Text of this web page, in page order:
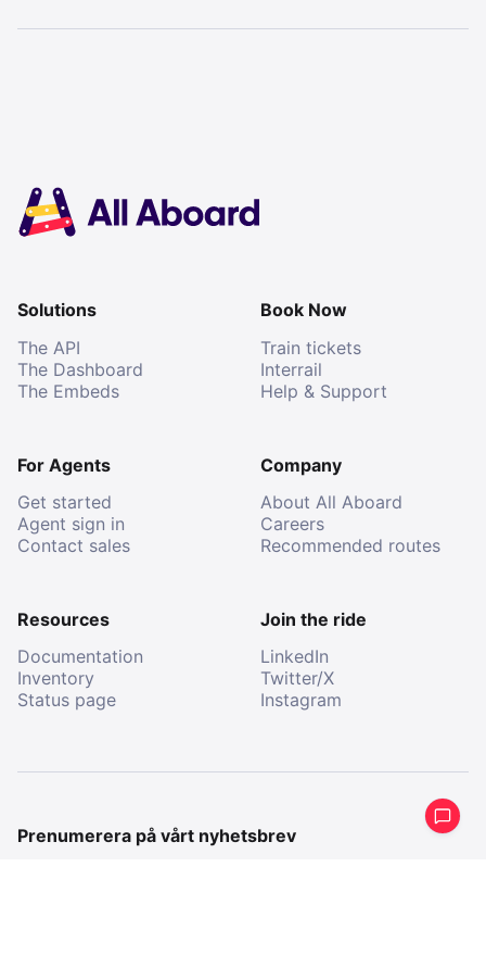
Solutions
The API
The Dashboard
The Embeds
Book Now
Train tickets
Interrail
Help & Support
For Agents
Get started
Agent sign in
Contact sales
Company
About All Aboard
Careers
Recommended routes
Resources
Documentation
Inventory
Status page
Join the ride
LinkedIn
Twitter/X
Instagram
Prenumerera på vårt nyhetsbrev